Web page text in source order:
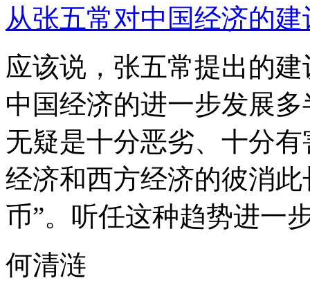
从张五常对中国经济的
应该说，张五常提出的
中国经济的进一步发展
无疑是十分恶劣、十分
经济和西方经济的彼消
币”。听任这种趋势进一
何清涟